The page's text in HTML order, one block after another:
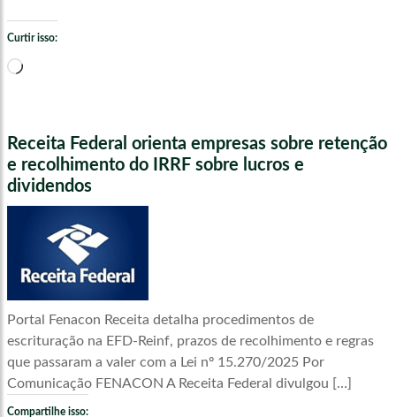
Curtir isso:
Carregando...
Receita Federal orienta empresas sobre retenção
e recolhimento do IRRF sobre lucros e
dividendos
Portal Fenacon Receita detalha procedimentos de
escrituração na EFD-Reinf, prazos de recolhimento e regras
que passaram a valer com a Lei nº 15.270/2025 Por
Comunicação FENACON A Receita Federal divulgou […]
Compartilhe isso: